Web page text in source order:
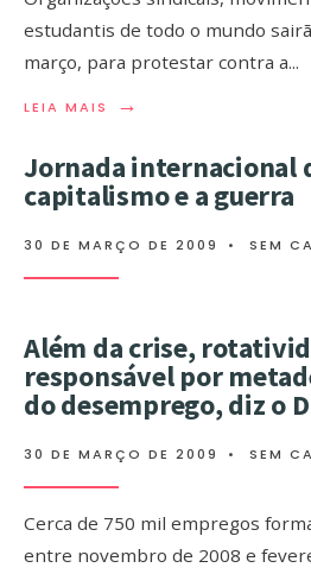
estudantis de todo o mundo
março, para protestar contra a...
LEIA MAIS →
Jornada internacional
capitalismo e a guerra
30 DE MARÇO DE 2009 • SEM
Além da crise,
responsável por
do desemprego, diz o
30 DE MARÇO DE 2009 • SEM
Cerca de 750 mil empregos
entre novembro de 2008 e